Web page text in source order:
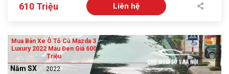
610 Triệu Liên hệ
Mua Bán Xe Ô Tô Cũ Mazda 3
Luxury 2022 Màu Đen Giá 600
Triệu
Năm SX 2022